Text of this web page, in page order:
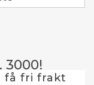
3000!
få fri frakt